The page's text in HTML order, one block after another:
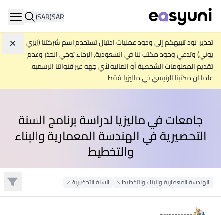
SAR
(SAR)
تحذير: نود تنبيهكم إلى وجود عمليات احتيال تستخدم اسم شركتنا (ايزي
يوني) وتدعي وجود مكتب لنا في السعودية, الرجاء توخي الحذر وعدم
تقديم المعلومات الشخصية أو الماليه لأي جهه غير قنواتنا الرسميه.
علما ان مكتبنا الرئيسي في ماليزيا فقط
جامعات في ماليزيا لدراسة برنامج السنة
التحضيرية في الهندسة المعمارية والبناء
والتخطيط
الهندسة المعمارية والبناء والتخطيطRemove Filter
السنة التحضيريةRemove Filter